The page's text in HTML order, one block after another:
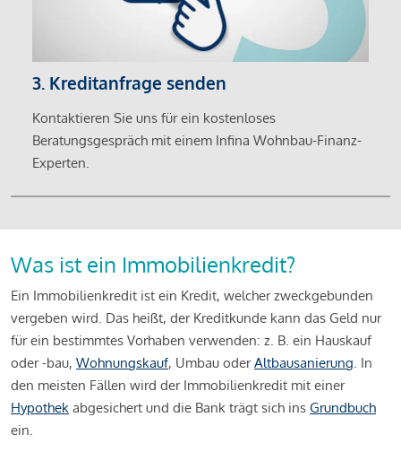
3. Kreditanfrage senden
Kontaktieren Sie uns für ein kostenloses
Beratungsgespräch mit einem Infina Wohnbau-Finanz-
Experten.
Was ist ein Immobilienkredit?
Ein Immobilienkredit ist ein Kredit, welcher zweckgebunden
vergeben wird. Das heißt, der Kreditkunde kann das Geld nur
für ein bestimmtes Vorhaben verwenden: z. B. ein Hauskauf
oder -bau, Wohnungskauf, Umbau oderAltbausanierung. In
den meisten Fällen wird der Immobilienkredit mit einer
Hypothek abgesichert und die Bank trägt sich ins Grundbuch
ein.